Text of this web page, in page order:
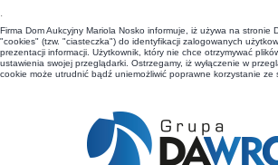
t
Firma Dom Aukcyjny Mariola Nosko informuje, iż używa na stronie
"cookies" (tzw. "ciasteczka") do identyfikacji zalogowanych
prezentacji informacji. Użytkownik, który nie chce otrzymywać
ustawienia swojej przeglądarki. Ostrzegamy, iż wyłączenie w
cookie może utrudnić bądź uniemożliwić poprawne korzystanie ze